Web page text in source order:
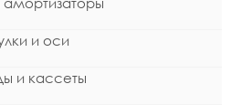
и оси
и кассеты